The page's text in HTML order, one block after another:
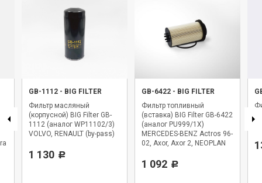
GB-1112 - BIG FILTER
Фильтр масляный
(корпусной) BIG Filter GB-
1112 (аналог WP11102/3)
VOLVO, RENAULT (by-pass)
1 130 Р
GB-6422 - BIG FILTER
Фильтр топливный
(вставка) BIG Filter GB-6422
(аналог PU999/1X)
MERCEDES-BENZ Actros 96-
02, Axor, Axor 2, NEOPLAN
1 092 Р